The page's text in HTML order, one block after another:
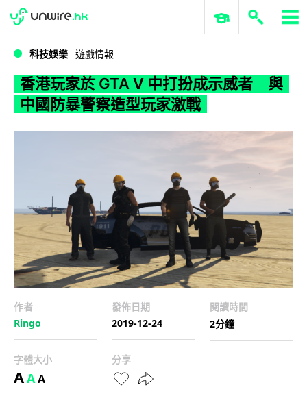
WWDC 2026 ERP 與商業 AI
科技娛樂 遊戲情報
香港玩家於 GTA V 中打扮成示威者 與
中國防暴警察造型玩家激戰
作者
Ringo
發佈日期
2019-12-24
閱讀時間
2分鐘
字體大小
AAA
分享